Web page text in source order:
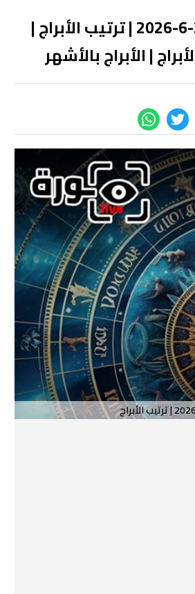
حظك اليوم توقعات الأبراج الثلاثاء 2-6-2026 | ترتيب الأبراج |
| الأبراج بالأشهر